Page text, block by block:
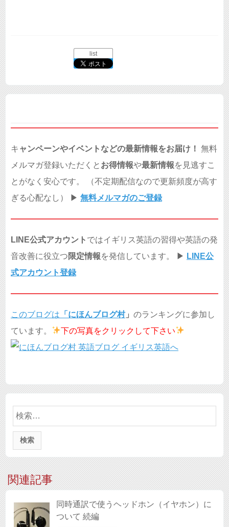
list
キ ャンペーンやイベントなどの最新情報をお届け！ 無料
メルマガ登録いただくと お得情報や最新情報を見逃すこ
とがなく安心です。 （不定期配信なので更新頻度が高す
ぎる心配なし） ▶︎ 無料メルマガのご登録
LINE公式アカウント ではイギリス英語の習得や英語の発
音改善に役立つ 限定情報を発信しています。 ▶︎ LINE公
式アカウント登録
このブログは 「 にほんブログ村」 のランキングに参加し
ています。
下の写真をクリックして下さい
検
索:
関連記事
同時通訳で使うヘッドホン（イヤホン）に
ついて 続編